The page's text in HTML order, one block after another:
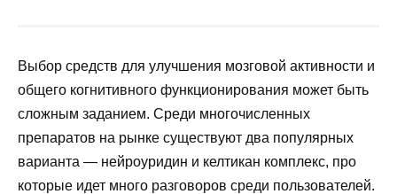
Выбор средств для улучшения мозговой активности и
общего когнитивного функционирования может быть
сложным заданием. Среди многочисленных
препаратов на рынке существуют два популярных
варианта — нейроуридин и келтикан комплекс, про
которые идет много разговоров среди пользователей.